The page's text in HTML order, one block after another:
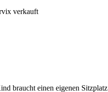
verkauft
braucht einen eigenen Sitzplatz